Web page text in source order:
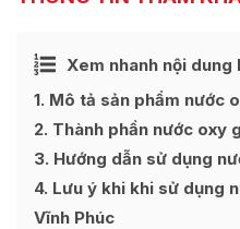
Xem nhanh nội dung
1 Mô tả sản phẩm nước
2 Thành phần nước oxy
3 Hướng dẫn sử dụng
4 Lưu ý khi khi sử dụng
Vĩnh Phúc